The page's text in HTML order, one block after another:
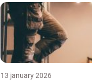
13 january 2026